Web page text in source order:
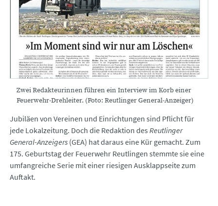
Zwei Redakteurinnen führen ein Interview im Korb einer
Feuerwehr-Drehleiter. (Foto: Reutlinger General-Anzeiger)
Jubiläen von Vereinen und Einrichtungen sind Pflicht für
jede Lokalzeitung. Doch die Redaktion des Reutlinger
General-Anzeigers (GEA) hat daraus eine Kür gemacht. Zum
175. Geburtstag der Feuerwehr Reutlingen stemmte sie eine
umfangreiche Serie mit einer riesigen Ausklappseite zum
Auftakt.